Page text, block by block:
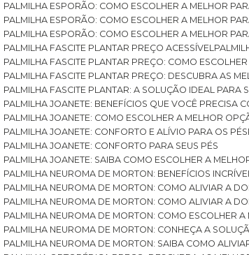
PALMILHA ESPORÃO: COMO ESCOLHER A MELHOR
PALMILHA ESPORÃO: COMO ESCOLHER A MELHOR
PALMILHA ESPORÃO: COMO ESCOLHER A MELHOR
PALMILHA FASCITE PLANTAR PREÇO ACESSÍVEL
PALMILHA FASCITE PLANTAR PREÇO: COMO
PALMILHA FASCITE PLANTAR PREÇO: DESCUBRA AS
PALMILHA FASCITE PLANTAR: A SOLUÇÃO IDEAL PARA
PALMILHA JOANETE: BENEFÍCIOS QUE VOCÊ PRECISA
PALMILHA JOANETE: COMO ESCOLHER A MELHOR
PALMILHA JOANETE: CONFORTO E ALÍVIO PARA OS PÉS
PALMILHA JOANETE: CONFORTO PARA SEUS PÉS
PALMILHA JOANETE: SAIBA COMO ESCOLHER A
PALMILHA NEUROMA DE MORTON: BENEFÍCIOS
PALMILHA NEUROMA DE MORTON: COMO ALIVIAR A
PALMILHA NEUROMA DE MORTON: COMO ALIVIAR A
PALMILHA NEUROMA DE MORTON: COMO ESCOLHER
PALMILHA NEUROMA DE MORTON: CONHEÇA A
PALMILHA NEUROMA DE MORTON: SAIBA COMO